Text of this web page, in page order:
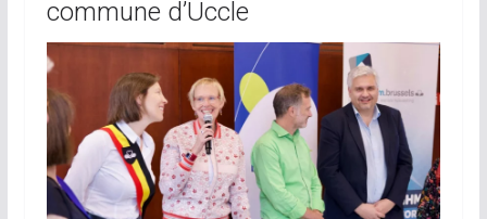
commune d’Uccle